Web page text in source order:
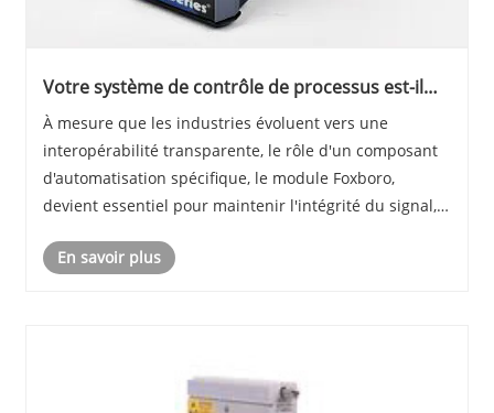
Votre système de contrôle de processus est-il
entièrement optimisé avec le bon module
Foxboro ?
À mesure que les industries évoluent vers une
interopérabilité transparente, le rôle d'un composant
d'automatisation spécifique, le module Foxboro,
devient essentiel pour maintenir l'intégrité du signal,
redondance dans les environnements critiques.
En savoir plus